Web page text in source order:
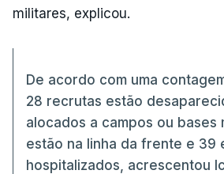
militares, explicou.
De acordo com uma
28 recrutas estão
alocados a campos ou bases
estão na linha da frente e 39
hospitalizados, acrescentou